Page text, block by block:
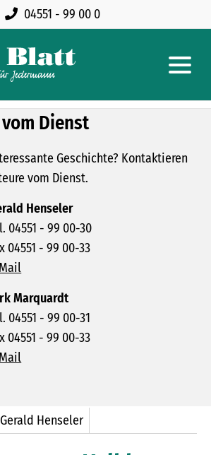
04551 - 99 00 0
Dienst
Geschichte? Kontaktieren
vom Dienst.
Henseler
04551 - 99 00-30
04551 - 99 00-33
Marquardt
04551 - 99 00-31
04551 - 99 00-33
Henseler